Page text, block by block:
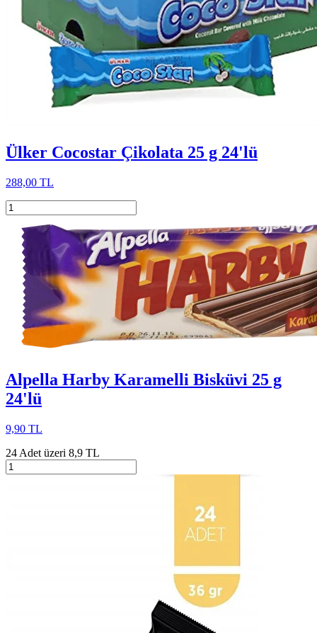
Ülker Cocostar Çikolata 25 g 24'lü
288,00 TL
Alpella Harby Karamelli Bisküvi 25 g
24'lü
9,90 TL
24 Adet üzeri 8,9 TL